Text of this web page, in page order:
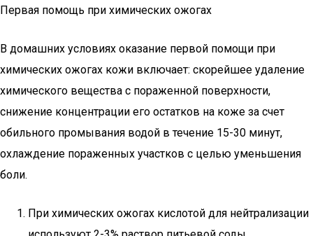
Первая помощь при химических ожогах
В домашних условиях оказание первой помощи при
химических ожогах кожи включает: скорейшее удаление
химического вещества с пораженной поверхности,
снижение концентрации его остатков на коже за счет
обильного промывания водой в течение 15-30 минут,
охлаждение пораженных участков с целью уменьшения
боли.
При химических ожогах кислотой для нейтрализации